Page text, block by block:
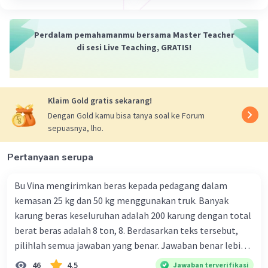
Tutuplah dengan menggunakan penutup
Beri Rating·5.0( 1) Balas
Iklan
Level 5
Cara Membuat Masker Tomat :
Haluskan tomat
Tambahkan 1 sendok teh gula ke tomat
yang sudah dihaluskan
Perdalam pemahamanmu bersama Master Teacher
di sesi Live Teaching, GRATIS!
Klaim Gold gratis sekarang!
Dengan Gold kamu bisa tanya soal ke Forum
sepuasnya, lho.
Pertanyaan serupa
Bu Vina mengirimkan beras kepada pedagang dalam
kemasan 25 kg dan 50 kg menggunakan truk. Banyak
karung beras keseluruhan adalah 200 karung dengan total
berat beras adalah 8 ton, 8. Berdasarkan teks tersebut,
pilihlah semua jawaban yang benar. Jawaban benar lebih
dari satu. Banyak karung beras kemasan 25 kg adalah 50
46 4.5 Jawaban terverifikasi